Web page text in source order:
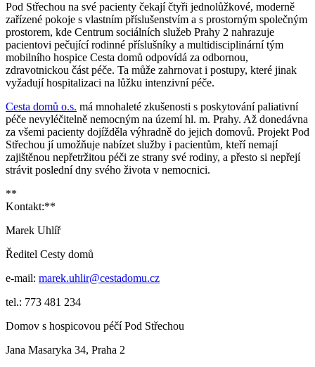
Pod Střechou na své pacienty čekají čtyři jednolůžkové, moderně
zařízené pokoje s vlastním příslušenstvím a s prostorným společným
prostorem, kde Centrum sociálních služeb Prahy 2 nahrazuje
pacientovi pečující rodinné příslušníky a multidisciplinární tým
mobilního hospice Cesta domů odpovídá za odbornou,
zdravotnickou část péče. Ta může zahrnovat i postupy, které jinak
vyžadují hospitalizaci na lůžku intenzivní péče.
Cesta domů o.s. má mnohaleté zkušenosti s poskytování paliativní
péče nevyléčitelně nemocným na území hl. m. Prahy. Až donedávna
za všemi pacienty dojížděla výhradně do jejich domovů. Projekt Pod
Střechou jí umožňuje nabízet služby i pacientům, kteří nemají
zajištěnou nepřetržitou péči ze strany své rodiny, a přesto si nepřejí
strávit poslední dny svého života v nemocnici.
**
Kontakt:**
Marek Uhlíř
Ředitel Cesty domů
e-mail: marek.uhlir@cestadomu.cz
tel.: 773 481 234
Domov s hospicovou péčí Pod Střechou
Jana Masaryka 34, Praha 2